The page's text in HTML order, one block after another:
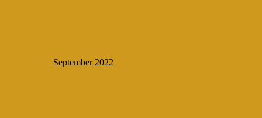
September 2022